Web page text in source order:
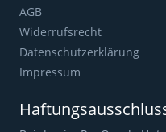
AGB
Widerrufsrecht
Datenschutzerklärung
Impressum